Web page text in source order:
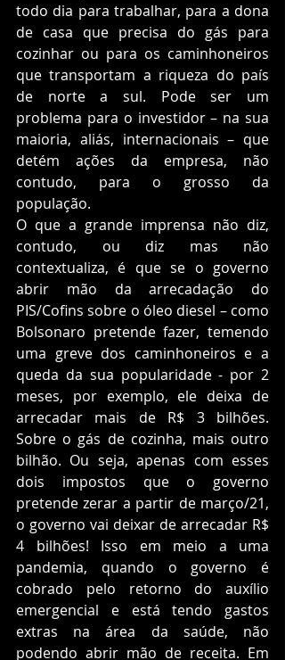
todo dia para trabalhar, para a dona
de casa que precisa do gás para
cozinhar ou para os caminhoneiros
que transportam a riqueza do país
de norte a sul. Pode ser um
problema para o investidor – na sua
maioria, aliás, internacionais – que
detém ações da empresa, não
contudo, para o grosso da
população.
O que a grande imprensa não diz,
contudo, ou diz mas não
contextualiza, é que se o governo
abrir mão da arrecadação do
PIS/Cofins sobre o óleo diesel – como
Bolsonaro pretende fazer, temendo
uma greve dos caminhoneiros e a
queda da sua popularidade - por 2
meses, por exemplo, ele deixa de
arrecadar mais de R$ 3 bilhões.
Sobre o gás de cozinha, mais outro
bilhão. Ou seja, apenas com esses
dois impostos que o governo
pretende zerar a partir de março/21,
o governo vai deixar de arrecadar R$
4 bilhões! Isso em meio a uma
pandemia, quando o governo é
cobrado pelo retorno do auxílio
emergencial e está tendo gastos
extras na área da saúde, não
podendo abrir mão de receita. Em